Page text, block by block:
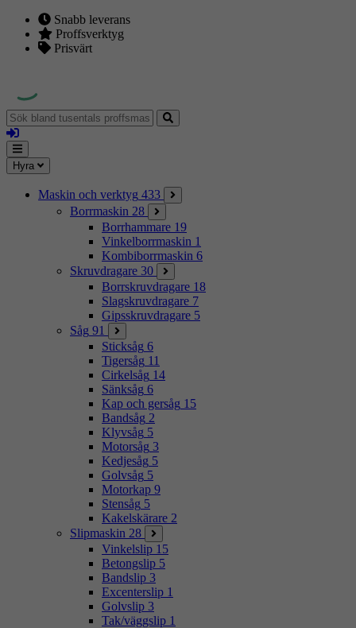
Snabb leverans
Proffsverktyg
Prisvärt
Sök
bland
tusentals
proffsmaskiner
Logga
in
Mina
sidor
Meny
Hyra
Maskin och verktyg 433
Borrmaskin 28
Borrhammare 19
Vinkelborrmaskin 1
Kombiborrmaskin 6
Skruvdragare 30
Borrskruvdragare 18
Slagskruvdragare 7
Gipsskruvdragare 5
Såg 91
Sticksåg 6
Tigersåg 11
Cirkelsåg 14
Sänksåg 6
Kap och gersåg 15
Bandsåg 2
Klyvsåg 5
Motorsåg 3
Kedjesåg 5
Golvsåg 5
Motorkap 9
Stensåg 5
Kakelskärare 2
Slipmaskin 28
Vinkelslip 15
Betongslip 5
Bandslip 3
Excenterslip 1
Golvslip 3
Tak/väggslip 1